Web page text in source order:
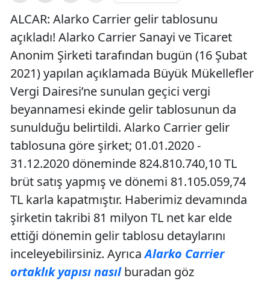
ALCAR: Alarko Carrier gelir tablosunu
açıkladı! Alarko Carrier Sanayi ve Ticaret
Anonim Şirketi tarafından bugün (16 Şubat
2021) yapılan açıklamada Büyük Mükellefler
Vergi Dairesi’ne sunulan geçici vergi
beyannamesi ekinde gelir tablosunun da
sunulduğu belirtildi. Alarko Carrier gelir
tablosuna göre şirket; 01.01.2020 -
31.12.2020 döneminde 824.810.740,10 TL
brüt satış yapmış ve dönemi 81.105.059,74
TL karla kapatmıştır. Haberimiz devamında
şirketin takribi 81 milyon TL net kar elde
ettiği dönemin gelir tablosu detaylarını
inceleyebilirsiniz. AyrıcaAlarko Carrier
ortaklık yapısı nasıl buradan göz